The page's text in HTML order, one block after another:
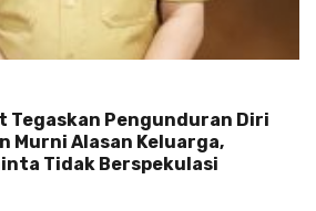
Tegaskan Pengunduran Diri
Murni Alasan Keluarga,
Tidak Berspekulasi